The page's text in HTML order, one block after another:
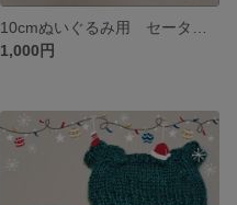
1,000円